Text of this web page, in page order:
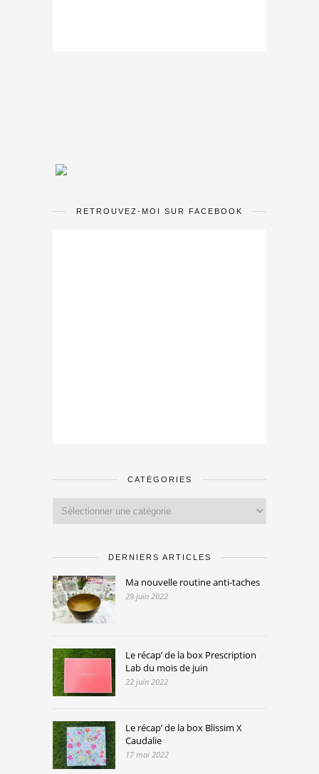
RETROUVEZ-MOI SUR FACEBOOK
CATÉGORIES
DERNIERS ARTICLES
Ma nouvelle routine anti-taches
29 juin 2022
Le récap’ de la box Prescription
Lab du mois de juin
22 juin 2022
Le récap’ de la box Blissim X
Caudalie
17 mai 2022